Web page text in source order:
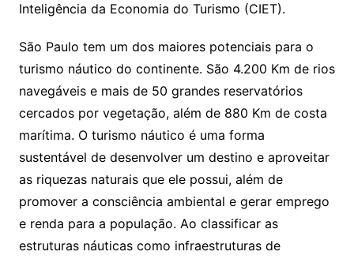
Inteligência da Economia do Turismo (CIET).
São Paulo tem um dos maiores potenciais para o
turismo náutico do continente. São 4.200 Km de rios
navegáveis e mais de 50 grandes reservatórios
cercados por vegetação, além de 880 Km de costa
marítima. O turismo náutico é uma forma
sustentável de desenvolver um destino e aproveitar
as riquezas naturais que ele possui, além de
promover a consciência ambiental e gerar emprego
e renda para a população. Ao classificar as
estruturas náuticas como infraestruturas de